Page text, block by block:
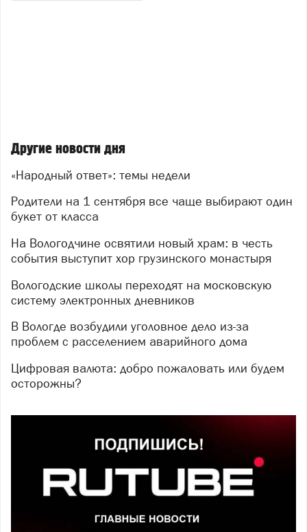
Другие новости дня
«Народный ответ»: темы недели
Родители на 1 сентября все чаще выбирают один
букет от класса
На Вологодчине освятили новый храм: в честь
события выступит хор грузинского монастыря
Вологодские школы переходят на московскую
систему электронных дневников
В Вологде возбудили уголовное дело из-за
проблем с расселением аварийного дома
Цифровая валюта: добро пожаловать или будем
осторожны?